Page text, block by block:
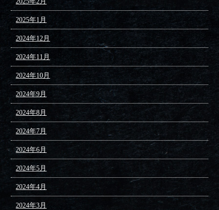
2025年1月
2024年12月
2024年11月
2024年10月
2024年9月
2024年8月
2024年7月
2024年6月
2024年5月
2024年4月
2024年3月